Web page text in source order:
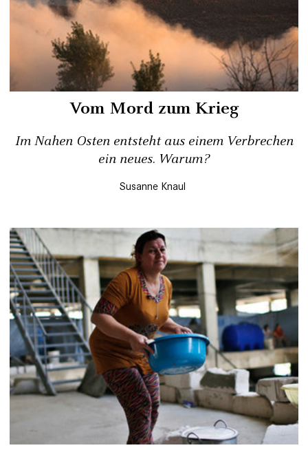
Vom Mord zum Krieg
Im Nahen Osten entsteht aus einem Verbrechen
ein neues. Warum?
Susanne Knaul